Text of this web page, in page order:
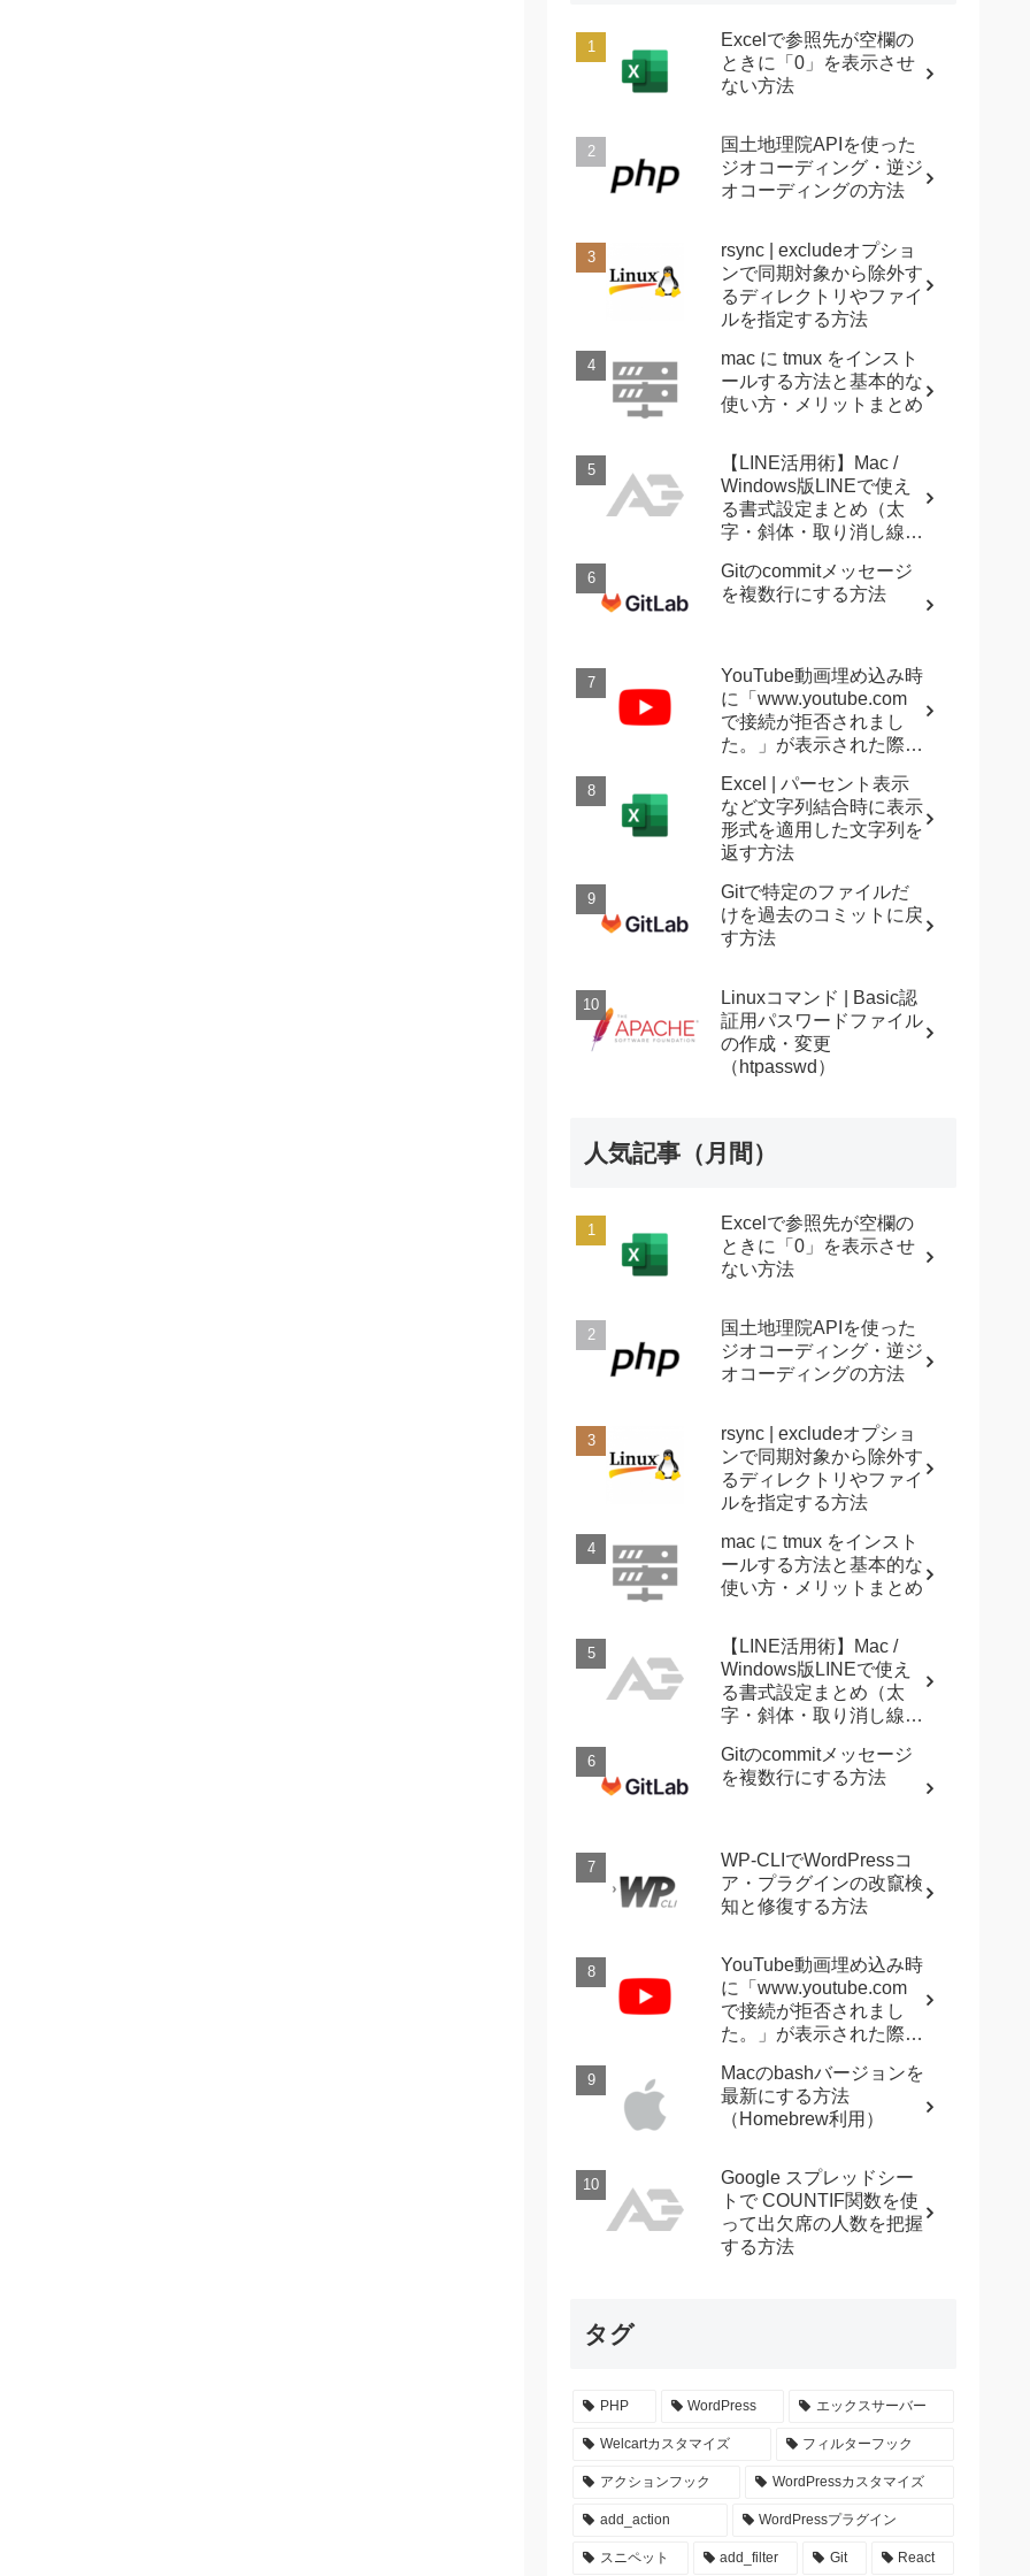
Excelで参照先が空欄の
ときに「0」を表示させ
ない方法
国土地理院APIを使った
ジオコーディング・逆ジ
オコーディングの方法
rsync | excludeオプショ
ンで同期対象から除外す
るディレクトリやファイ
ルを指定する方法
mac に tmux をインスト
ールする方法と基本的な
使い方・メリットまとめ
【LINE活用術】Mac /
Windows版LINEで使え
る書式設定まとめ（太
字・斜体・取り消し線・
Gitのcommitメッセージ
を複数行にする方法
YouTube動画埋め込み時
に「www.youtube.com
で接続が拒否されまし
た。」が表示された際に
Excel | パーセント表示
など文字列結合時に表示
形式を適用した文字列を
返す方法
Gitで特定のファイルだ
けを過去のコミットに戻
す方法
Linuxコマンド | Basic認
証用パスワードファイル
の作成・変更
（htpasswd）
人気記事（月間）
Excelで参照先が空欄の
ときに「0」を表示させ
ない方法
国土地理院APIを使った
ジオコーディング・逆ジ
オコーディングの方法
rsync | excludeオプショ
ンで同期対象から除外す
るディレクトリやファイ
ルを指定する方法
mac に tmux をインスト
ールする方法と基本的な
使い方・メリットまとめ
【LINE活用術】Mac /
Windows版LINEで使え
る書式設定まとめ（太
字・斜体・取り消し線・
Gitのcommitメッセージ
を複数行にする方法
WP-CLIでWordPressコ
ア・プラグインの改竄検
知と修復する方法
YouTube動画埋め込み時
に「www.youtube.com
で接続が拒否されまし
た。」が表示された際に
Macのbashバージョンを
最新にする方法
（Homebrew利用）
Google スプレッドシー
トで COUNTIF関数を使
って出欠席の人数を把握
する方法
タグ
PHP WordPress エックスサーバー
Welcartカスタマイズ フィルターフック
アクションフック WordPressカスタマイズ
add_action WordPressプラグイン
スニペット add_filter Git React